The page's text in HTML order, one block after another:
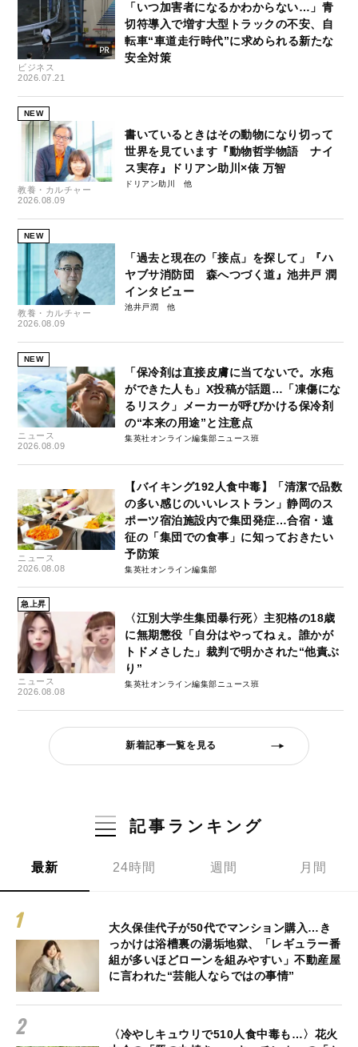
ビジネス
2026.07.21
「いつ加害者になるかわからない…」青
切符導入で増す大型トラックの不安、自
転車“車道走行時代”に求められる新たな
安全対策
NEW
教養・カルチャー
2026.08.09
書いているときはその動物になり切って
世界を見ています『動物哲学物語 ナイ
ス実存』ドリアン助川×俵 万智
ドリアン助川
NEW
教養・カルチャー
2026.08.09
「過去と現在の「接点」を探して」『ハ
ヤブサ消防団 森へつづく道』池井戸 潤
インタビュー
池井戸潤
NEW
ニュース
2026.08.09
「保冷剤は直接皮膚に当てないで。水疱
ができた人も」X投稿が話題…「凍傷にな
るリスク」メーカーが呼びかける保冷剤
の“本来の用途”と注意点
集英社オンライン編集部ニュース班
ニュース
2026.08.08
【バイキング192人食中毒】「清潔で品数
の多い感じのいいレストラン」静岡のス
ポーツ宿泊施設内で集団発症…合宿・遠
征の「集団での食事」に知っておきたい
予防策
集英社オンライン編集部
急上昇
ニュース
2026.08.08
〈江別大学生集団暴行死〉主犯格の18歳
に無期懲役「自分はやってねぇ。誰かが
トドメさした」裁判で明かされた“他責ぶ
り”
集英社オンライン編集部ニュース班
新着記事一覧を見る
記事ランキング
最新 24時間 週間 月間
大久保佳代子が50代でマンション購入…き
っかけは浴槽裏の湯垢地獄、「レギュラー番
組が多いほどローンを組みやすい」不動産屋
に言われた“芸能人ならではの事情”
〈冷やしキュウリで510人食中毒も…〉花火